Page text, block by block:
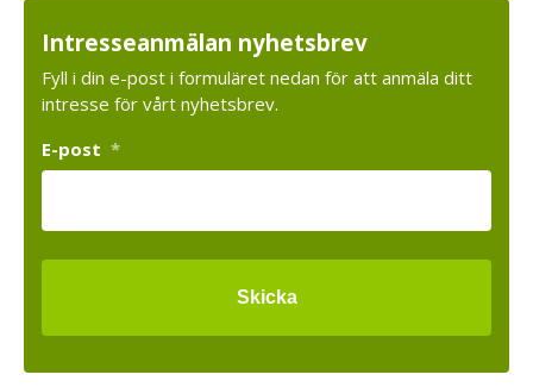
Intresseanmälan nyhetsbrev
Fyll i din e-post i formuläret nedan för att anmäla ditt
intresse för vårt nyhetsbrev.
E-post *